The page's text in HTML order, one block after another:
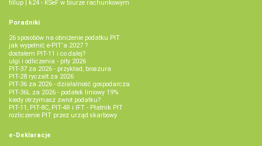
fillup | k24 - KSeF w biurze rachunkowym
Poradniki
26 sposobów na obniżenie podatku PIT
jak wypełnić e-PIT'a 2027 ?
dostałem PIT-11 i co dalej?
ulgi i odliczenia - pity 2026
PIT-37 za 2026 - przykład, broszura
PIT-28 ryczałt za 2026
PIT-36 za 2026 - działalność gospodarcza
PIT-36L za 2026 - podatek liniowy 19%
kiedy otrzymasz zwrot podatku?
PIT-11, PIT-8C, PIT-4R i IFT - Płatnik PIT
rozliczenie PIT przez urząd skarbowy
e-Deklaracje